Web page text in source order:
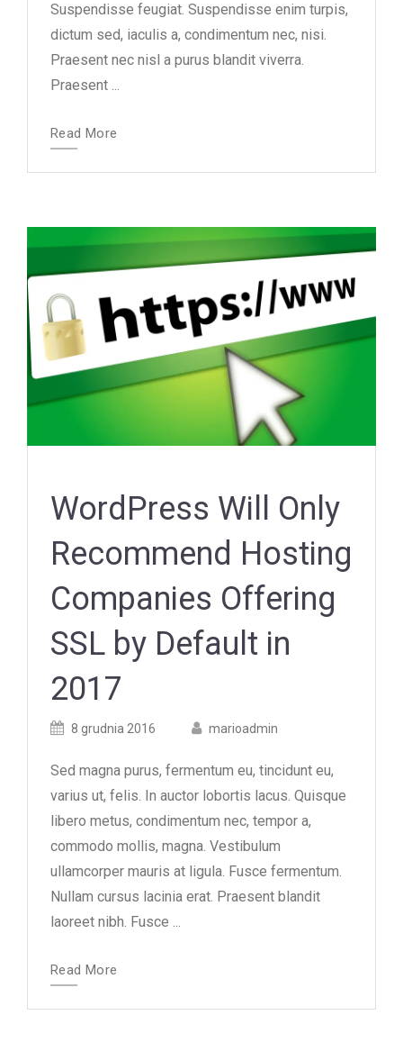
Suspendisse feugiat. Suspendisse enim turpis,
dictum sed, iaculis a, condimentum nec, nisi.
Praesent nec nisl a purus blandit viverra.
Praesent ...
Read More
WordPress Will Only
Recommend Hosting
Companies Offering
SSL by Default in
2017
Posted8 grudnia 2016
Posted
marioadmin
Sed magna purus, fermentum eu, tincidunt eu,
varius ut, felis. In auctor lobortis lacus. Quisque
libero metus, condimentum nec, tempor a,
commodo mollis, magna. Vestibulum
ullamcorper mauris at ligula. Fusce fermentum.
Nullam cursus lacinia erat. Praesent blandit
laoreet nibh. Fusce ...
Read More